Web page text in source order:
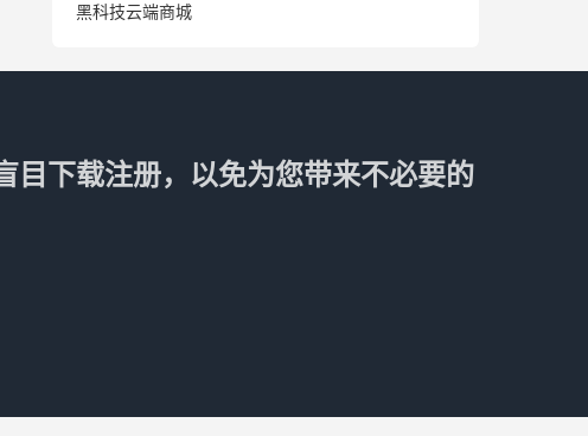
黑科技云端商城
目下载注册，以免为您带来不必要的